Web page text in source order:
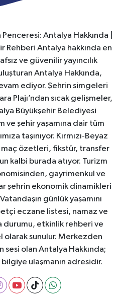
Antalya Hakkında |
Rehberi Antalya hakkında en
ve güvenilir yayıncılık
Antalya Hakkında,
ediyor. Şehrin simgeleri
Plajı’ndan sıcak gelişmeler,
Büyükşehir Belediyesi
ve şehir yaşamına dair tüm
taşınıyor. Kırmızı-Beyaz
maç özetleri, fikstür, transfer
kalbi burada atıyor. Turizm
gayrimenkul ve
şehrin ekonomik dinamikleri
günlük yaşamını
eczane listesi, namaz ve
durumu, etkinlik rehberi ve
olarak sunulur. Merkezden
sesi olan Antalya Hakkında;
ulaşmanın adresidir.